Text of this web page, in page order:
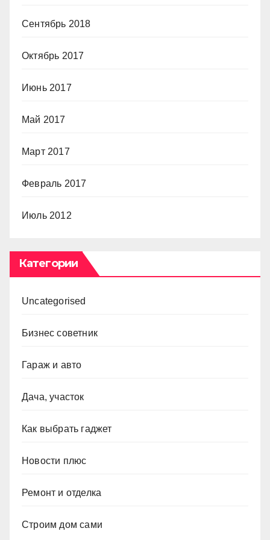
Сентябрь 2018
Октябрь 2017
Июнь 2017
Май 2017
Март 2017
Февраль 2017
Июль 2012
Категории
Uncategorised
Бизнес советник
Гараж и авто
Дача, участок
Как выбрать гаджет
Новости плюс
Ремонт и отделка
Строим дом сами